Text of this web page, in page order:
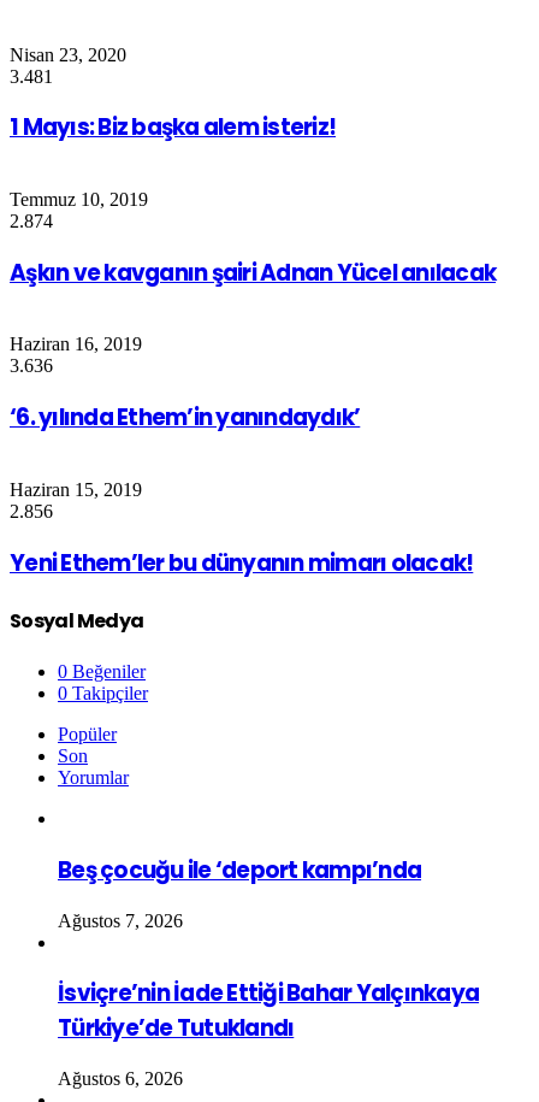
Nisan 23, 2020
3.481
1 Mayıs: Biz başka alem isteriz!
Temmuz 10, 2019
2.874
Aşkın ve kavganın şairi Adnan Yücel anılacak
Haziran 16, 2019
3.636
‘6. yılında Ethem’in yanındaydık’
Haziran 15, 2019
2.856
Yeni Ethem’ler bu dünyanın mimarı olacak!
Sosyal Medya
0 Beğeniler
0 Takipçiler
Popüler
Son
Yorumlar
Beş çocuğu ile ‘deport kampı’nda
Ağustos 7, 2026
İsviçre’nin İade Ettiği Bahar Yalçınkaya
Türkiye’de Tutuklandı
Ağustos 6, 2026